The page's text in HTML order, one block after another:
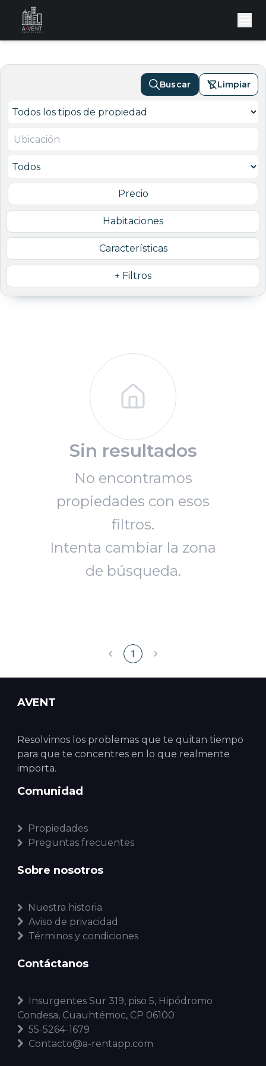
Precio
Habitaciones
Características
+ Filtros
Buscar Limpiar
Sin resultados
No encontramos
propiedades con esos
filtros.
Intenta cambiar la zona
de búsqueda.
1
AVENT
Resolvimos los problemas que te quitan tiempo
para que te concentres en lo que realmente
importa.
Comunidad
Propiedades
Preguntas frecuentes
Sobre nosotros
Nuestra historia
Aviso de privacidad
Términos y condiciones
Contáctanos
Insurgentes Sur 319, piso 5, Hipódromo
Condesa, Cuauhtémoc, CP 06100
55-5264-1679
Contacto@a-rentapp.com